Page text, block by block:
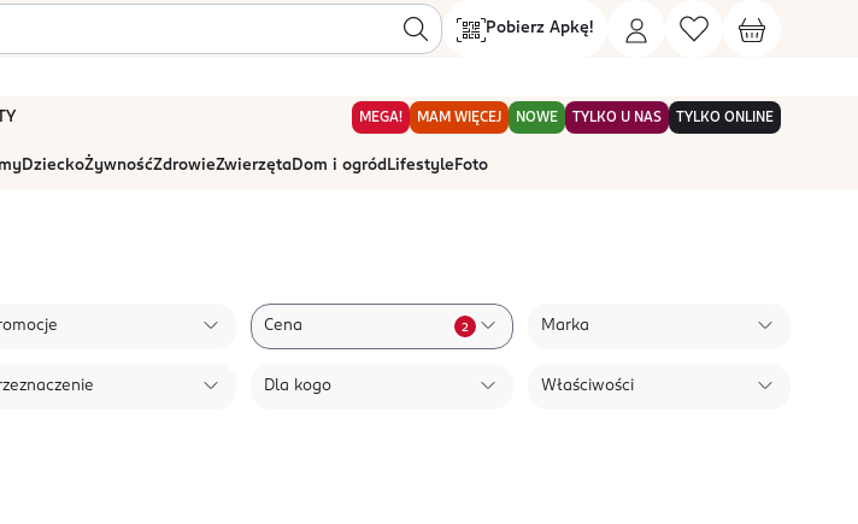
Pobierz Apkę!
MEGA! MAM WIĘCEJ NOWE TYLKO U NAS TYLKO ONLINE
DzieckoŻywnośćZdrowieZwierzętaDom i ogród Lifestyle Foto
Cena 2 Marka
Dla kogo Właściwości